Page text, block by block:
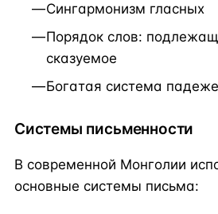
Сингармонизм гласных
Порядок слов:
сказуемое
Богатая система
Системы письменности
В современной Монголии
основные системы письма: